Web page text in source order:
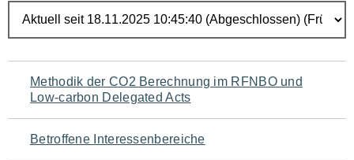
Navigation
für
den
Methodik der CO2 Berechnung im RFNBO und
Low-carbon Delegated Acts
Betroffene Interessenbereiche